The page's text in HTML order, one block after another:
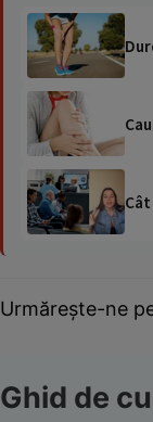
Urmărește-ne
Ghid de